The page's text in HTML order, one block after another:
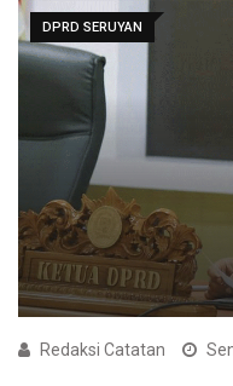
DPRD SERUYAN
Redaksi Catatan